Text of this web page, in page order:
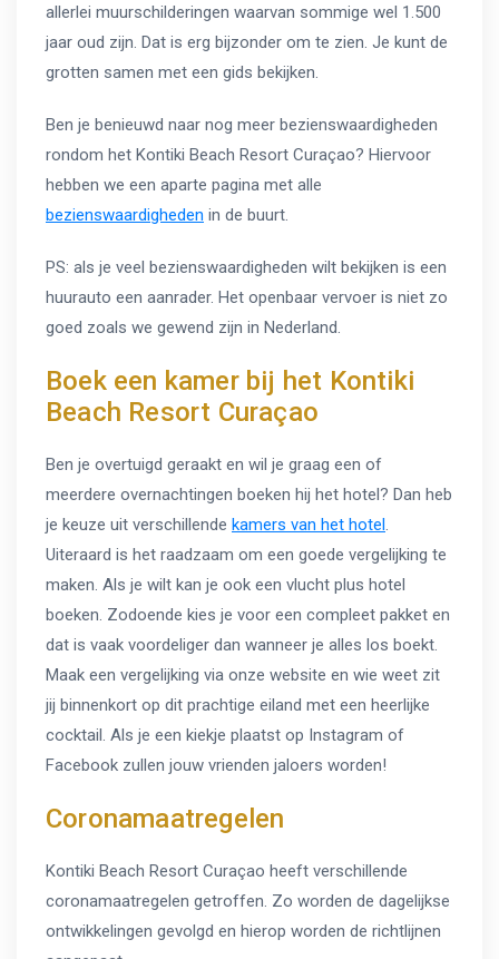
allerlei muurschilderingen waarvan sommige wel 1.500
jaar oud zijn. Dat is erg bijzonder om te zien. Je kunt de
grotten samen met een gids bekijken.
Ben je benieuwd naar nog meer bezienswaardigheden
rondom het Kontiki Beach Resort Curaçao? Hiervoor
hebben we een aparte pagina met alle
bezienswaardigheden in de buurt.
PS: als je veel bezienswaardigheden wilt bekijken is een
huurauto een aanrader. Het openbaar vervoer is niet zo
goed zoals we gewend zijn in Nederland.
Boek een kamer bij het Kontiki
Beach Resort Curaçao
Ben je overtuigd geraakt en wil je graag een of
meerdere overnachtingen boeken hij het hotel? Dan heb
je keuze uit verschillende kamers van het hotel
Uiteraard is het raadzaam om een goede vergelijking te
maken. Als je wilt kan je ook een vlucht plus hotel
boeken. Zodoende kies je voor een compleet pakket en
dat is vaak voordeliger dan wanneer je alles los boekt.
Maak een vergelijking via onze website en wie weet zit
jij binnenkort op dit prachtige eiland met een heerlijke
cocktail. Als je een kiekje plaatst op Instagram of
Facebook zullen jouw vrienden jaloers worden!
Coronamaatregelen
Kontiki Beach Resort Curaçao heeft verschillende
coronamaatregelen getroffen. Zo worden de dagelijkse
ontwikkelingen gevolgd en hierop worden de richtlijnen